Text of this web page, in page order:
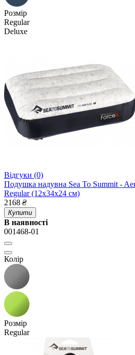
Розмір
Regular
Deluxe
Відгуки (0)
Подушка надувна Sea To Summit -
Regular (12x34x24 см)
2168 ₴
Купити
В наявності
001468-01
Колір
Розмір
Regular